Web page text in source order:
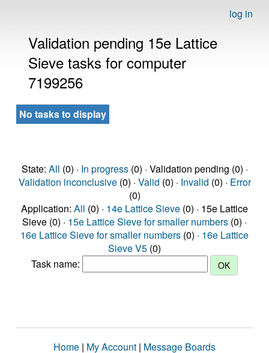
log in
Validation pending 15e Lattice
Sieve tasks for computer
7199256
No tasks to display
State: All (0) · In progress(0) · Validation pending (0) ·
Validation inconclusive(0) · Valid (0) · Invalid (0) · Error
(0)
Application: All (0) · 14e Lattice Sieve (0) · 15e Lattice
Sieve (0) · 15e Lattice Sieve for smaller numbers (0) ·
16e Lattice Sieve for smaller numbers (0) · 16e Lattice
Sieve V5 (0)
Task name:
Home | My Account | Message Boards